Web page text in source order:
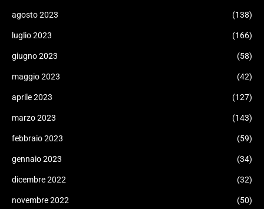
agosto 2023 (138)
luglio 2023 (166)
giugno 2023 (58)
maggio 2023 (42)
aprile 2023 (127)
marzo 2023 (143)
febbraio 2023 (59)
gennaio 2023 (34)
dicembre 2022 (32)
novembre 2022 (50)